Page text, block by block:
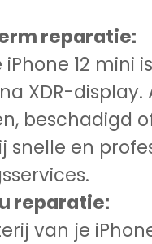
reparatie:
12 mini
XDR-display.
beschadigd
snelle en
reparatie:
van je